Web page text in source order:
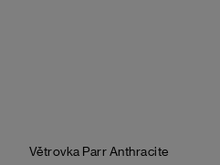
Větrovka ParrAnthracite